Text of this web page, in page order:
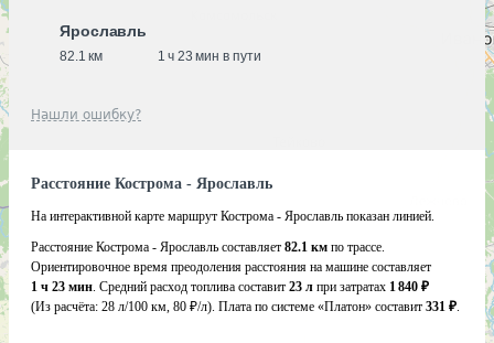
Ярославль
82.1 км 1 ч 23 мин в пути
Нашли ошибку?
Расстояние Кострома - Ярославль
На интерактивной карте маршрут Кострома - Ярославль показан линией.
Расстояние Кострома - Ярославль составляет 82.1 км по трассе.
Ориентировочное время преодоления расстояния на машине составляет
1 ч 23 мин. Средний расход топлива составит 23 л при затратах 1 840 ₽
(Из расчёта: 28 л/100 км, 80 ₽/л). Плата по системе «Платон» составит 331 ₽.